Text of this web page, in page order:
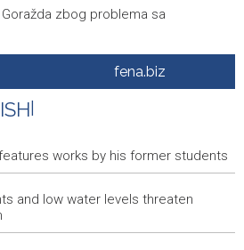
zbog problema sa
povratka iz budžeta BPK Goražde
i Pakistan potpisali sporazum o
droughts and low water levels
Najveći promet ostvaren dionicama
fena.biz
works by his former students
and low water levels threaten